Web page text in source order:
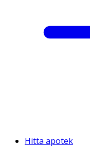
Hitta apotek